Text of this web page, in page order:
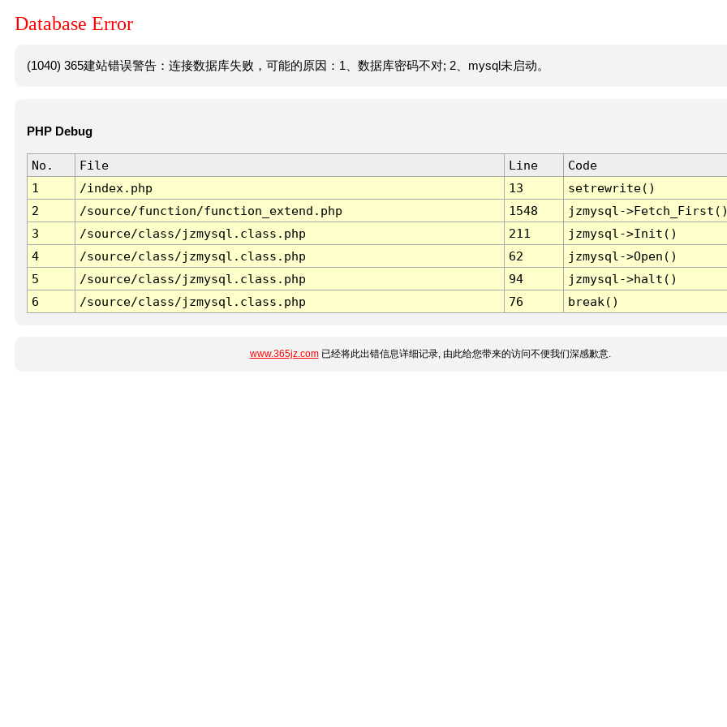
Database Error
(1040) 365建站错误警告：连接数据库失败，可能的原因：1、数据库密码不对; 2、mysql未启动。
PHP Debug
No. File Line
Code
1
/index.php 13
setrewrite()
2
/source/function/function_extend.php 1548
jzmysql-
3
/source/class/jzmysql.class.php 211
jzmysql->Init()
4
/source/class/jzmysql.class.php 62
jzmysql->Open()
5
/source/class/jzmysql.class.php 94
jzmysql->halt()
6
/source/class/jzmysql.class.php 76 break()
www.365jz.com已经将此出错信息详细记录, 由此给您带来的访问不便我们深感歉意.